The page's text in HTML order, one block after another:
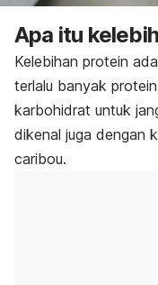
Apa itu
Kelebihan protein
terlalu banyak
karbohidrat untuk
dikenal juga dengan
caribou.